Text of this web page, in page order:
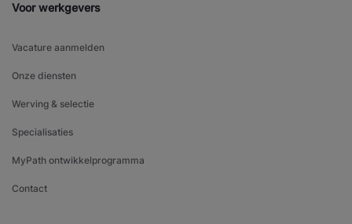
Voor werkgevers
Vacature aanmelden
Onze diensten
Werving & selectie
Specialisaties
MyPath ontwikkelprogramma
Contact